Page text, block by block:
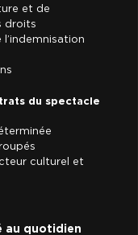
et de
droits
du spectacle
culturel et
au quotidien